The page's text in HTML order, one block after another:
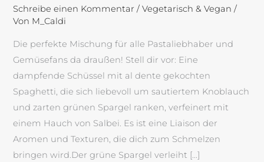
Schreibe einen Kommentar /Vegetarisch & Vegan /
Von M_Caldi
Die perfekte Mischung für alle Pastaliebhaber und
Gemüsefans da draußen! Stell dir vor: Eine
dampfende Schüssel mit al dente gekochten
Spaghetti, die sich liebevoll um sautiertem Knoblauch
und zarten grünen Spargel ranken, verfeinert mit
einem Hauch von Salbei. Es ist eine Liaison der
Aromen und Texturen, die dich zum Schmelzen
bringen wird.Der grüne Spargel verleiht […]